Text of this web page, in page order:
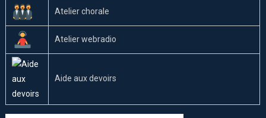
Atelier chorale
Atelier webradio
Aide aux devoirs